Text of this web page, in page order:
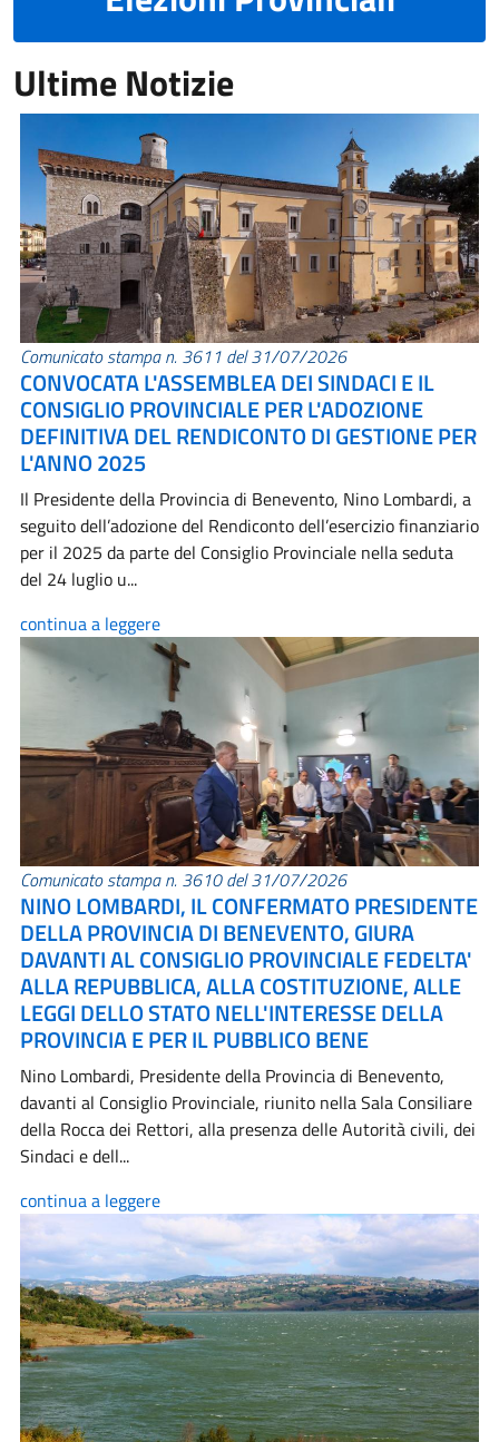
Ultime Notizie
Comunicato stampa n. 3611 del 31/07/2026
CONVOCATA L'ASSEMBLEA DEI SINDACI E IL
CONSIGLIO PROVINCIALE PER L'ADOZIONE
DEFINITIVA DEL RENDICONTO DI GESTIONE PER
L'ANNO 2025
Il Presidente della Provincia di Benevento, Nino Lombardi, a
seguito dell’adozione del Rendiconto dell’esercizio finanziario
per il 2025 da parte del Consiglio Provinciale nella seduta
del 24 luglio u...
continua a leggere
Comunicato stampa n. 3610 del 31/07/2026
NINO LOMBARDI, IL CONFERMATO PRESIDENTE
DELLA PROVINCIA DI BENEVENTO, GIURA
DAVANTI AL CONSIGLIO PROVINCIALE FEDELTA'
ALLA REPUBBLICA, ALLA COSTITUZIONE, ALLE
LEGGI DELLO STATO NELL'INTERESSE DELLA
PROVINCIA E PER IL PUBBLICO BENE
Nino Lombardi, Presidente della Provincia di Benevento,
davanti al Consiglio Provinciale, riunito nella Sala Consiliare
della Rocca dei Rettori, alla presenza delle Autorità civili, dei
Sindaci e dell...
continua a leggere